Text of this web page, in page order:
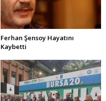
Ferhan Şensoy Hayatını
Kaybetti